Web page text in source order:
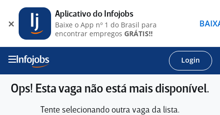
Login
Ops! Esta vaga não está mais disponível.
Tente selecionando outra vaga da lista.
Aplicativo do Infojobs
Baixe o App nº 1 do Brasil para
encontrar empregos GRÁTIS!!